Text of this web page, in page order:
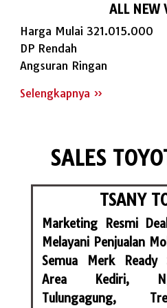
ALL NEW
Harga Mulai 321.015.000
DP Rendah
Angsuran Ringan
Selengkapnya »
SALES
TSANY
Marketing Resmi
Melayani Penjualan
Semua Merk Ready
Area Kediri,
Tulungagung,